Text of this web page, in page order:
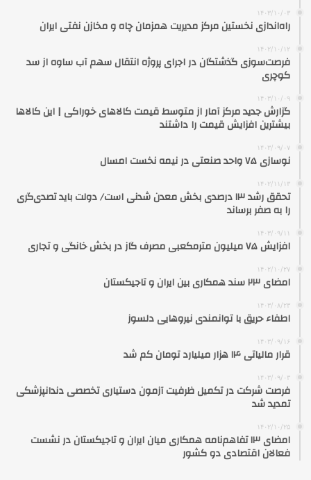
۱۴۰۳/۱۰/۰۳
راه‌اندازی نخستین مرکز مدیریت همزمان چاه و مخازن نفتی ایران
۱۴۰۲/۱۰/۱۲
فرصت‌سوزی گذشتگان در اجرای پروژه انتقال سهم آب ساوه از سد
کوچری
۱۴۰۳/۱۰/۰۹
گزارش جدید مرکز آمار از متوسط قیمت کالاهای خوراکی | این کالاها
بیشترین افزایش قیمت را داشتند
۱۴۰۳/۰۹/۰۷
نوسازی ۷۵ واحد صنعتی در نیمه نخست امسال
۱۴۰۲/۱۱/۱۳
تحقق رشد ١٣ درصدی بخش معدن شدنی است/ دولت باید تصدی‌گری
را به صفر برساند
۱۴۰۳/۰۹/۱۱
افزایش ۷۵ میلیون مترمکعبی مصرف گاز در بخش خانگی و تجاری
۱۴۰۲/۱۰/۲۷
امضای ۲۳ سند همکاری بین ایران و تاجیکستان
۱۴۰۳/۰۸/۲۳
اطفاء حریق با توانمندی نیروهایی دلسوز
۱۴۰۳/۰۹/۱۶
قرار مالیاتی ۱۴ هزار میلیارد تومان کم شد
۱۴۰۳/۰۹/۰۳
فرصت شرکت در تکمیل ظرفیت آزمون دستیاری تخصصی دندانپزشکی
تمدید شد
۱۴۰۲/۱۰/۲۵
امضای ۱۳ تفاهم‌نامه همکاری میان ایران و تاجیکستان در نشست
فعالان اقتصادی دو کشور